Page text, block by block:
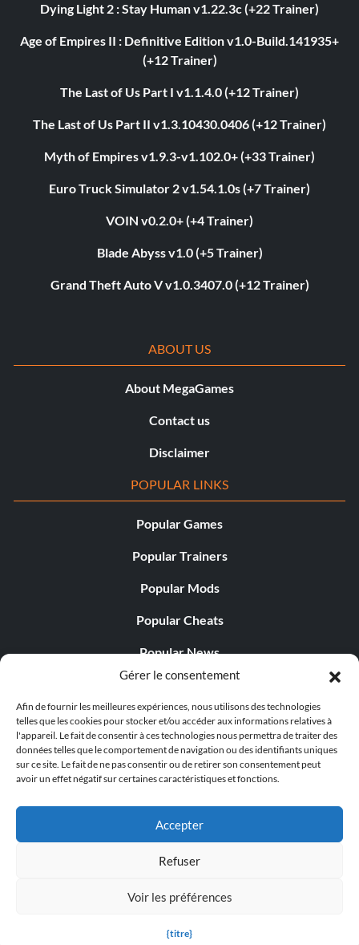
Gérer le consentement
Afin de fournir les meilleures expériences, nous utilisons des technologies
telles que les cookies pour stocker et/ou accéder aux informations relatives à
l'appareil. Le fait de consentir à ces technologies nous permettra de traiter des
données telles que le comportement de navigation ou des identifiants uniques
sur ce site. Le fait de ne pas consentir ou de retirer son consentement peut
avoir un effet négatif sur certaines caractéristiques et fonctions.
Accepter
Refuser
Voir les préférences
{titre}
Dying Light 2 : Stay Human v1.22.3c (+22 Trainer)
Age of Empires II : Definitive Edition v1.0-Build.141935+
(+12 Trainer)
The Last of Us Part I v1.1.4.0 (+12 Trainer)
The Last of Us Part II v1.3.10430.0406 (+12 Trainer)
Myth of Empires v1.9.3-v1.102.0+ (+33 Trainer)
Euro Truck Simulator 2 v1.54.1.0s (+7 Trainer)
VOIN v0.2.0+ (+4 Trainer)
Blade Abyss v1.0 (+5 Trainer)
Grand Theft Auto V v1.0.3407.0 (+12 Trainer)
ABOUT US
About MegaGames
Contact us
Disclaimer
POPULAR LINKS
Popular Games
Popular Trainers
Popular Mods
Popular Cheats
Popular News
Popular Editorials
Popular Free Games
LATEST UPDATES
Terms of Service